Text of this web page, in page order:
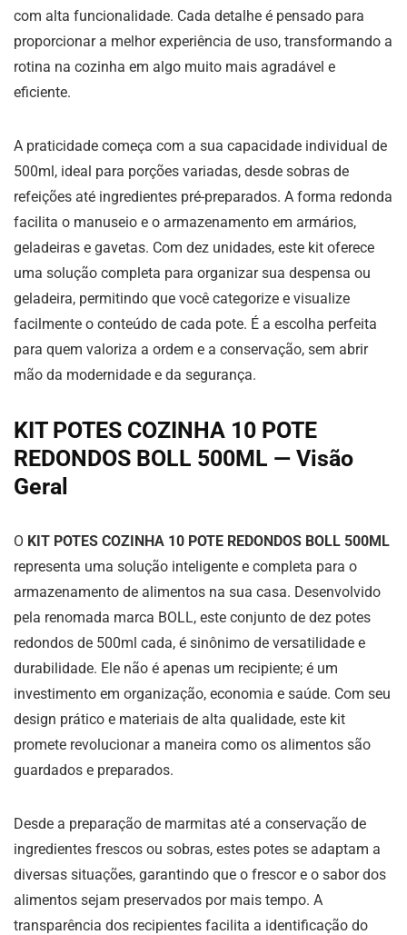
com alta funcionalidade. Cada detalhe é pensado para
proporcionar a melhor experiência de uso, transformando a
rotina na cozinha em algo muito mais agradável e
eficiente.
A praticidade começa com a sua capacidade individual de
500ml, ideal para porções variadas, desde sobras de
refeições até ingredientes pré-preparados. A forma redonda
facilita o manuseio e o armazenamento em armários,
geladeiras e gavetas. Com dez unidades, este kit oferece
uma solução completa para organizar sua despensa ou
geladeira, permitindo que você categorize e visualize
facilmente o conteúdo de cada pote. É a escolha perfeita
para quem valoriza a ordem e a conservação, sem abrir
mão da modernidade e da segurança.
KIT POTES COZINHA 10 POTE
REDONDOS BOLL 500ML — Visão
Geral
O KIT POTES COZINHA 10 POTE REDONDOS BOLL 500ML
representa uma solução inteligente e completa para o
armazenamento de alimentos na sua casa. Desenvolvido
pela renomada marca BOLL, este conjunto de dez potes
redondos de 500ml cada, é sinônimo de versatilidade e
durabilidade. Ele não é apenas um recipiente; é um
investimento em organização, economia e saúde. Com seu
design prático e materiais de alta qualidade, este kit
promete revolucionar a maneira como os alimentos são
guardados e preparados.
Desde a preparação de marmitas até a conservação de
ingredientes frescos ou sobras, estes potes se adaptam a
diversas situações, garantindo que o frescor e o sabor dos
alimentos sejam preservados por mais tempo. A
transparência dos recipientes facilita a identificação do